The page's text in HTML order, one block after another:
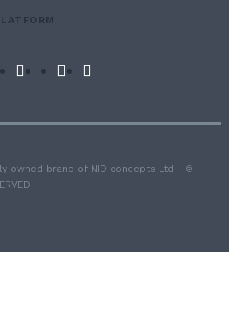
owned brand of NID concepts Ltd - ©